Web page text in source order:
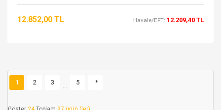
12.852,00 TL Havale/EFT: 12.209,40 TL
1 2 3 5